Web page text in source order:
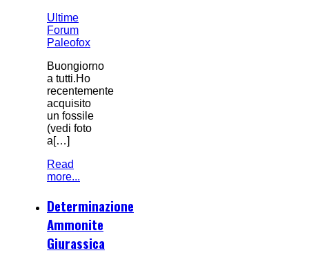
Ultime
Forum
Paleofox
Buongiorno
a tutti.Ho
recentemente
acquisito
un fossile
(vedi foto
a[…]
Read
more...
Determinazione
Ammonite
Giurassica